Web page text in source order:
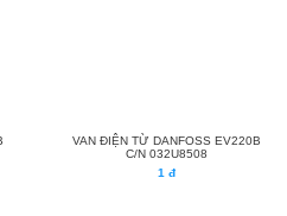
VAN ĐIỆN TỪ DANFOSS EV220B
C/N 032U8508
1 đ